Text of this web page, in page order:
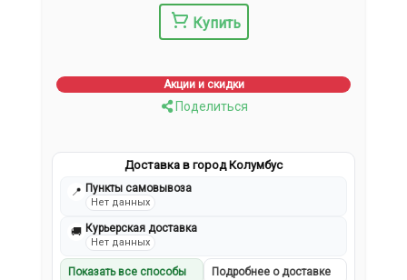
Купить
Акции и скидки
Поделиться
Доставка в город Колумбус
📍 Пункты самовывоза
Нет данных
🚚 Курьерская доставка
Нет данных
Показать все способы Подробнее о доставке